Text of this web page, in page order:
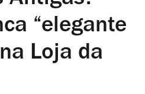
“elegante
Loja da